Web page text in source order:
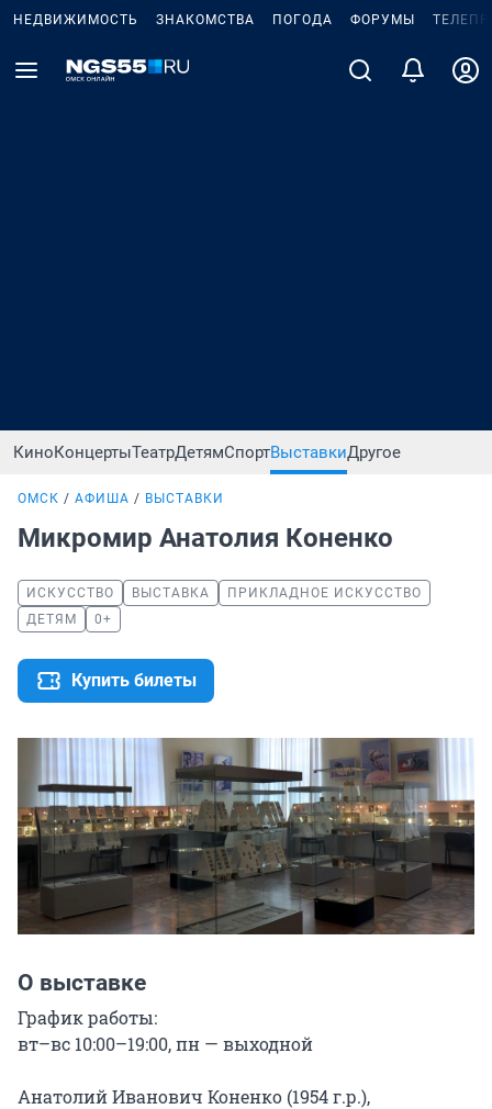
НЕДВИЖИМОСТЬ ЗНАКОМСТВА ПОГОДА ФОРУМЫ
КиноКонцертыТеатрДетямСпортВыставкиДругое
ОМСК АФИША ВЫСТАВКИ
Микромир Анатолия Коненко
ИСКУССТВО ВЫСТАВКА
ПРИКЛАДНОЕ ИСКУССТВО
ДЕТЯМ
0+
Купить билеты
О выставке
График работы:
вт–вс 10:00–19:00, пн — выходной
Анатолий Иванович Коненко (1954 г.р.),